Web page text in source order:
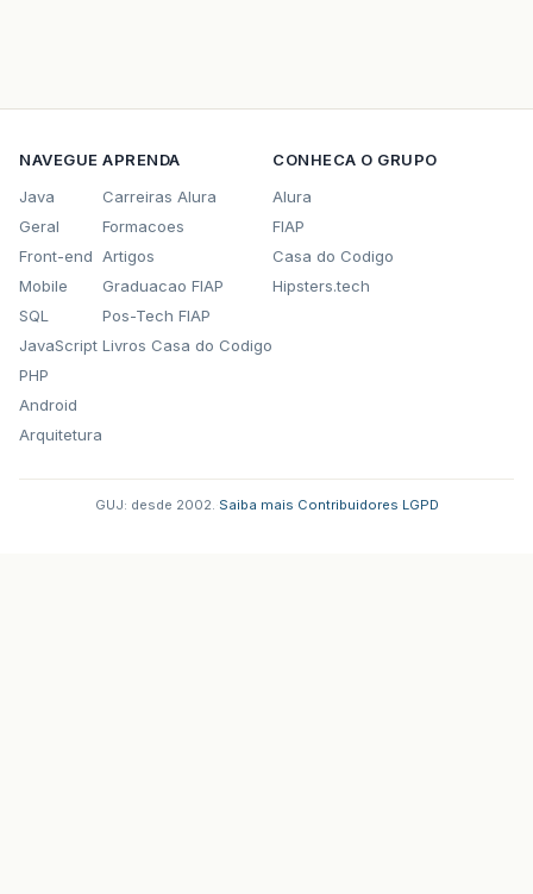
NAVEGUE
Java
Geral
Front-end
Mobile
SQL
JavaScript
PHP
Android
Arquitetura
APRENDA
Carreiras Alura
Formacoes
Artigos
Graduacao FIAP
Pos-Tech FIAP
Livros Casa do Codigo
CONHECA O GRUPO
Alura
FIAP
Casa do Codigo
Hipsters.tech
GUJ: desde 2002. Saiba mais Contribuidores LGPD